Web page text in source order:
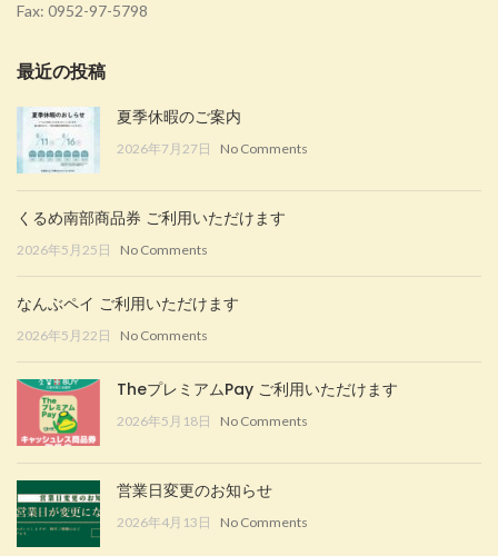
Fax: 0952-97-5798
最近の投稿
夏季休暇のご案内
2026年7月27日 No Comments
くるめ南部商品券 ご利用いただけます
2026年5月25日 No Comments
なんぶペイ ご利用いただけます
2026年5月22日 No Comments
TheプレミアムPay ご利用いただけます
2026年5月18日 No Comments
営業日変更のお知らせ
2026年4月13日 No Comments